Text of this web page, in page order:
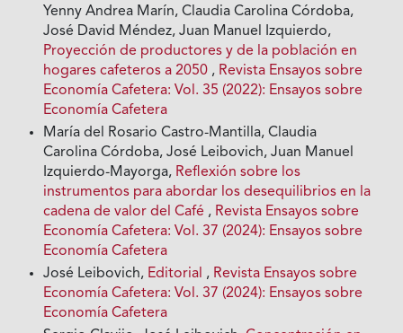
Yenny Andrea Marín, Claudia Carolina Córdoba,
José David Méndez, Juan Manuel Izquierdo,
Proyección de productores y de la población en
hogares cafeteros a 2050 , Revista Ensayos sobre
Economía Cafetera: Vol. 35 (2022): Ensayos sobre
Economía Cafetera
María del Rosario Castro-Mantilla, Claudia
Carolina Córdoba, José Leibovich, Juan Manuel
Izquierdo-Mayorga, Reflexión sobre los
instrumentos para abordar los desequilibrios en la
cadena de valor del Café , Revista Ensayos sobre
Economía Cafetera: Vol. 37 (2024): Ensayos sobre
Economía Cafetera
José Leibovich, Editorial , Revista Ensayos sobre
Economía Cafetera: Vol. 37 (2024): Ensayos sobre
Economía Cafetera